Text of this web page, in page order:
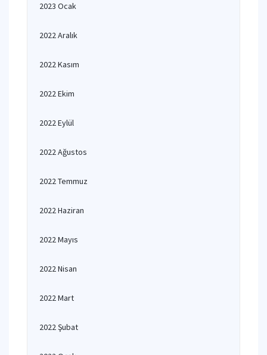
2023 Ocak
2022 Aralık
2022 Kasım
2022 Ekim
2022 Eylül
2022 Ağustos
2022 Temmuz
2022 Haziran
2022 Mayıs
2022 Nisan
2022 Mart
2022 Şubat